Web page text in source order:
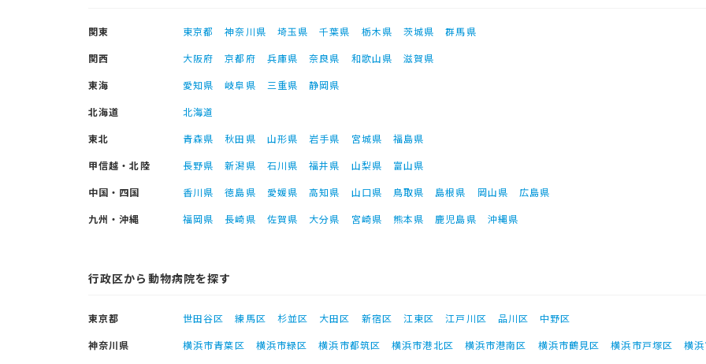
関東 東京都 神奈川県 埼玉県 千葉県 栃木県 茨城県
群馬県
関西
大阪府 京都府 兵庫県 奈良県 和歌山県
滋賀県
東海
愛知県 岐阜県 三重県
静岡県
北海道
北海道
東北
青森県 秋田県 山形県 岩手県 宮城県
福島県
甲信越・北陸
長野県 新潟県 石川県 福井県 山梨県
富山県
中国・四国
香川県 徳島県 愛媛県 高知県 山口県 鳥取県 島根県 岡山県
広島県
九州・沖縄
福岡県 長崎県 佐賀県 大分県 宮崎県 熊本県 鹿児島県 沖縄県
行政区から動物病院を探す
東京都 世田谷区 練馬区 杉並区 大田区 新宿区 江東区 江戸川区 品川区
中野区
神奈川県
横浜市青葉区 横浜市緑区 横浜市都筑区 横浜市港北区 横浜市港南区 横浜市鶴見区 横浜市戸塚区
横